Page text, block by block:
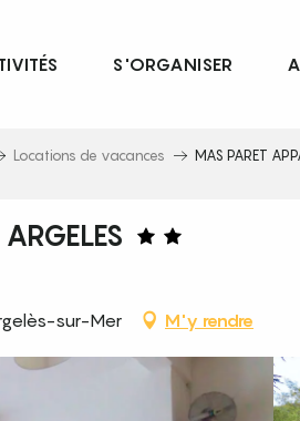
S'ORGANISER
Locations de vacances MAS PARET
sur-Mer M'y rendre